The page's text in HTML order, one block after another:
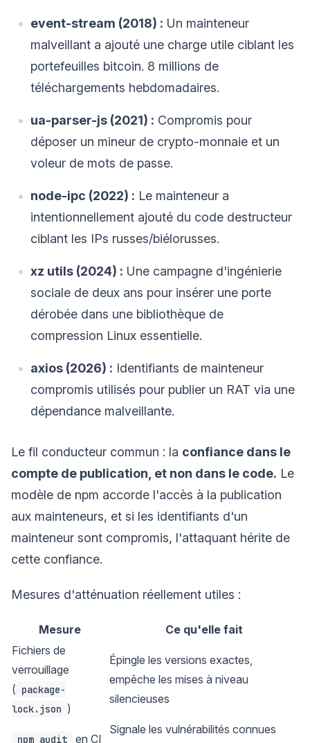
event-stream (2018) : Un mainteneur
malveillant a ajouté une charge utile ciblant les
portefeuilles bitcoin. 8 millions de
téléchargements hebdomadaires.
ua-parser-js (2021) : Compromis pour
déposer un mineur de crypto-monnaie et un
voleur de mots de passe.
node-ipc (2022) : Le mainteneur a
intentionnellement ajouté du code destructeur
ciblant les IPs russes/biélorusses.
xz utils (2024) : Une campagne d'ingénierie
sociale de deux ans pour insérer une porte
dérobée dans une bibliothèque de
compression Linux essentielle.
axios (2026) : Identifiants de mainteneur
compromis utilisés pour publier un RAT via une
dépendance malveillante.
Le fil conducteur commun : la confiance dans le
compte de publication, et non dans le code. Le
modèle de npm accorde l'accès à la publication
aux mainteneurs, et si les identifiants d'un
mainteneur sont compromis, l'attaquant hérite de
cette confiance.
Mesures d'atténuation réellement utiles :
Mesure
Ce qu'elle fait
Fichiers de
verrouillage
( package-
lock.json )
Épingle les versions exactes,
empêche les mises à niveau
silencieuses
npm audit en CI
Signale les vulnérabilités connues